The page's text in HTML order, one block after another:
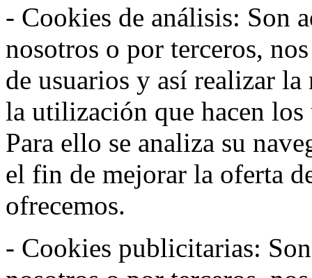
- Cookies de análisis: Son
nosotros o por terceros,
de usuarios y así realizar
la utilización que hacen
Para ello se analiza su
el fin de mejorar la oferta
ofrecemos.
- Cookies publicitarias: